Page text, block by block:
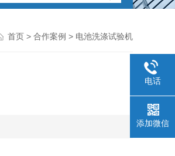
首页 > 合作案例 > 电池洗涤试验机
电话
添加微信